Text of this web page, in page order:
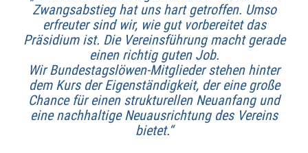
Zwangsabstieg hat uns hart getroffen. Umso
erfreuter sind wir, wie gut vorbereitet das
Präsidium ist. Die Vereinsführung macht gerade
einen richtig guten Job.
Wir Bundestagslöwen-Mitglieder stehen hinter
dem Kurs der Eigenständigkeit, der eine große
Chance für einen strukturellen Neuanfang und
eine nachhaltige Neuausrichtung des Vereins
bietet.“